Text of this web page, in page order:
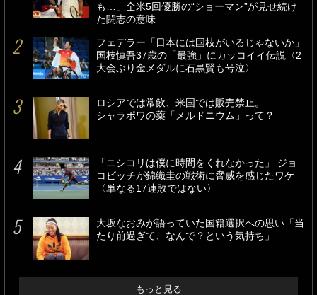
も…」全米5回優勝の“ショーマン”が見せ続け
た闘志の意味
フェデラー「日本には国枝がいるじゃないか」
国枝慎吾37歳の「最強」にカッコイイ伝説〈2
大会ぶり金メダルに石黒賢も号泣〉
ロシアでは常飲、米国では販売禁止。
シャラポワの薬「メルドニウム」って？
「ニシコリは僕に時間をくれなかった」 ジョ
コビッチが錦織圭の戦術に脅威を感じたワケ
〈単なる17連敗ではない〉
大坂なおみが語っていた国籍選択への思い「当
たり前過ぎて、なんで？という気持ち」
もっと見る